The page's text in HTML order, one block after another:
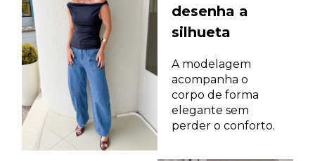
desenha a
silhueta
A modelagem
acompanha o
corpo de forma
elegante sem
perder o conforto.